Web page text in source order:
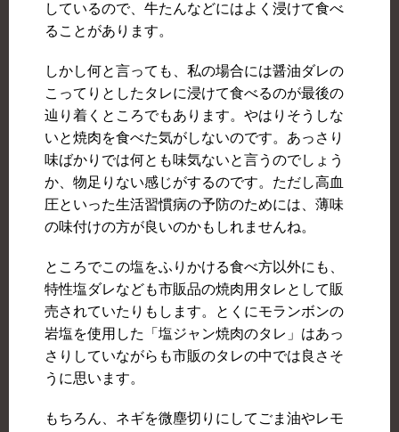
しているので、牛たんなどにはよく浸けて食べ
ることがあります。
しかし何と言っても、私の場合には醤油ダレの
こってりとしたタレに浸けて食べるのが最後の
辿り着くところでもあります。やはりそうしな
いと焼肉を食べた気がしないのです。あっさり
味ばかりでは何とも味気ないと言うのでしょう
か、物足りない感じがするのです。ただし高血
圧といった生活習慣病の予防のためには、薄味
の味付けの方が良いのかもしれませんね。
ところでこの塩をふりかける食べ方以外にも、
特性塩ダレなども市販品の焼肉用タレとして販
売されていたりもします。とくにモランボンの
岩塩を使用した「塩ジャン焼肉のタレ」はあっ
さりしていながらも市販のタレの中では良さそ
うに思います。
もちろん、ネギを微塵切りにしてごま油やレモ